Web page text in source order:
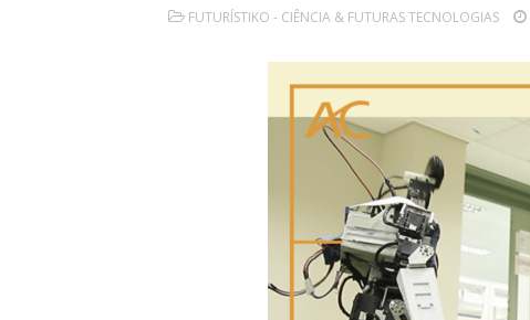
FUTURÍSTIKO - CIÊNCIA & FUTURAS TECNOLOGIAS